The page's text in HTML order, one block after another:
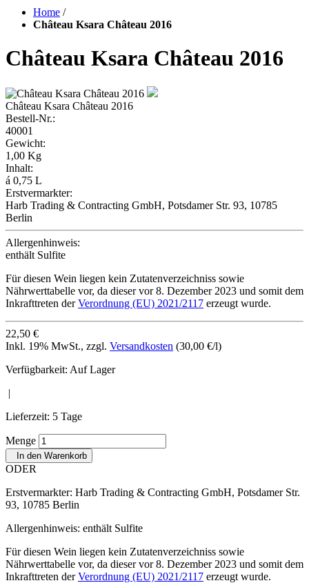
Home /
Château Ksara Château 2016
Château Ksara Château 2016
Château Ksara Château 2016
Bestell-Nr.:
40001
Gewicht:
1,00 Kg
Inhalt:
á 0,75 L
Erstvermarkter:
Harb Trading & Contracting GmbH, Potsdamer Str. 93, 10785
Berlin
Allergenhinweis:
enthält Sulfite
Für diesen Wein liegen kein Zutatenverzeichniss sowie
Nährwerttabelle vor, da dieser vor 8. Dezember 2023 und somit dem
Inkrafttreten derVerordnung (EU) 2021/2117 erzeugt wurde.
22,50 €
Inkl. 19% MwSt., zzgl. Versandkosten (30,00 €/l)
Verfügbarkeit: Auf Lager
|
Lieferzeit: 5 Tage
Menge
In den Warenkorb
ODER
Erstvermarkter: Harb Trading & Contracting GmbH, Potsdamer Str.
93, 10785 Berlin
Allergenhinweis: enthält Sulfite
Für diesen Wein liegen kein Zutatenverzeichniss sowie
Nährwerttabelle vor, da dieser vor 8. Dezember 2023 und somit dem
Inkrafttreten derVerordnung (EU) 2021/2117 erzeugt wurde.